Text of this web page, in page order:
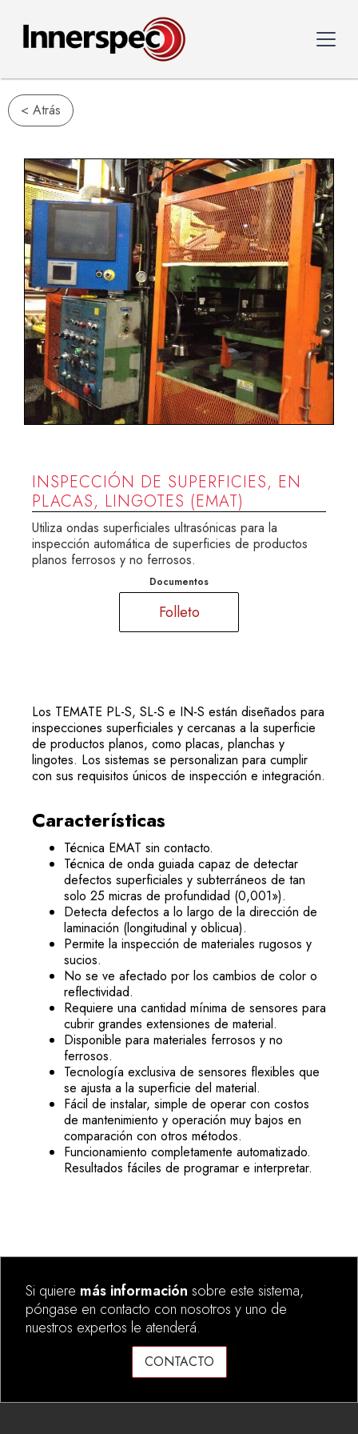
< Atrás
INSPECCIÓN DE SUPERFICIES, EN
PLACAS, LINGOTES (EMAT)
Utiliza ondas superficiales ultrasónicas para la
inspección automática de superficies de productos
planos ferrosos y no ferrosos.
Documentos
Folleto
Los TEMATE PL-S, SL-S e IN-S están diseñados para
inspecciones superficiales y cercanas a la superficie
de productos planos, como placas, planchas y
lingotes. Los sistemas se personalizan para cumplir
con sus requisitos únicos de inspección e integración.
Características
Técnica EMAT sin contacto.
Técnica de onda guiada capaz de detectar
defectos superficiales y subterráneos de tan
solo 25 micras de profundidad (0,001»).
Detecta defectos a lo largo de la dirección de
laminación (longitudinal y oblicua).
Permite la inspección de materiales rugosos y
sucios.
No se ve afectado por los cambios de color o
reflectividad.
Requiere una cantidad mínima de sensores para
cubrir grandes extensiones de material.
Disponible para materiales ferrosos y no
ferrosos.
Tecnología exclusiva de sensores flexibles que
se ajusta a la superficie del material.
Fácil de instalar, simple de operar con costos
de mantenimiento y operación muy bajos en
comparación con otros métodos.
Funcionamiento completamente automatizado.
Resultados fáciles de programar e interpretar.
Si quiere más información sobre este sistema,
póngase en contacto con nosotros y uno de
nuestros expertos le atenderá.
CONTACTO